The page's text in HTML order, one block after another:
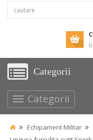
Categorii
Categorii
Echipament Militar